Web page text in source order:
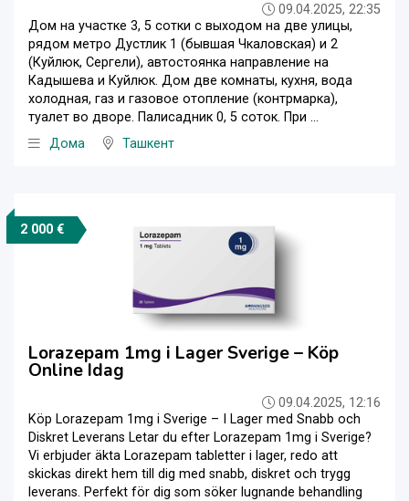
09.04.2025, 22:35
Дом на участке 3, 5 сотки с выходом на две улицы,
рядом метро Дустлик 1 (бывшая Чкаловская) и 2
(Куйлюк, Сергели), автостоянка направление на
Кадышева и Куйлюк. Дом две комнаты, кухня, вода
холодная, газ и газовое отопление (контрмарка),
туалет во дворе. Палисадник 0, 5 соток. При ...
Дома
Ташкент
2 000 €
Lorazepam 1mg i Lager Sverige – Köp
Online Idag
09.04.2025, 12:16
Köp Lorazepam 1mg i Sverige – I Lager med Snabb och
Diskret Leverans Letar du efter Lorazepam 1mg i Sverige?
Vi erbjuder äkta Lorazepam tabletter i lager, redo att
skickas direkt hem till dig med snabb, diskret och trygg
leverans. Perfekt för dig som söker lugnande behandling